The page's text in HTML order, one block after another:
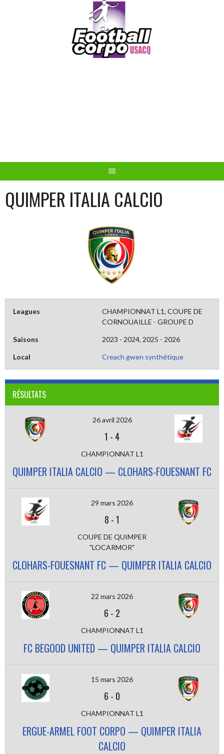
QUIMPER ITALIA CALCIO
Leagues
CHAMPIONNAT L1, COUPE DE
CORNOUAILLE - GROUPE D
Saisons 2023 - 2024, 2025 - 2026
Local Creach gwen synthétique
RÉSULTATS
26 avril 2026
1 - 4
CHAMPIONNAT L1
QUIMPER ITALIA CALCIO — CLOHARS-FOUESNANT FC
29 mars 2026
8 -1
COUPE DE QUIMPER
"LOCARMOR"
CLOHARS-FOUESNANT FC — QUIMPER ITALIA CALCIO
22 mars 2026
6 - 2
CHAMPIONNAT L1
FC BEGOOD UNITED — QUIMPER ITALIA CALCIO
15 mars 2026
6 - 0
CHAMPIONNAT L1
ERGUE-ARMEL FOOT CORPO — QUIMPER ITALIA
CALCIO